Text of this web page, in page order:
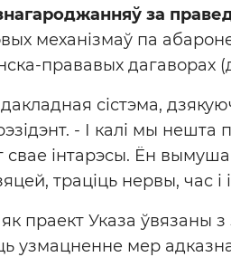
за
механізмаў па
прававых дагаворах
сістэма,
- І калі мы нешта
свае інтарэсы. Ён
траціць нервы, час і
праект Указа ўвязаны
узмацненне мер